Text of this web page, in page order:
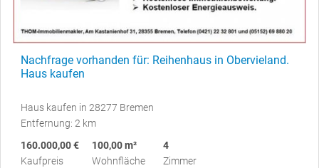
Nachfrage vorhanden für: Reihenhaus in Obervieland.
Haus kaufen
Haus kaufen in 28277 Bremen
Entfernung: 2 km
160.000,00 €
Kaufpreis
100,00 m²
Wohnfläche
4
Zimmer